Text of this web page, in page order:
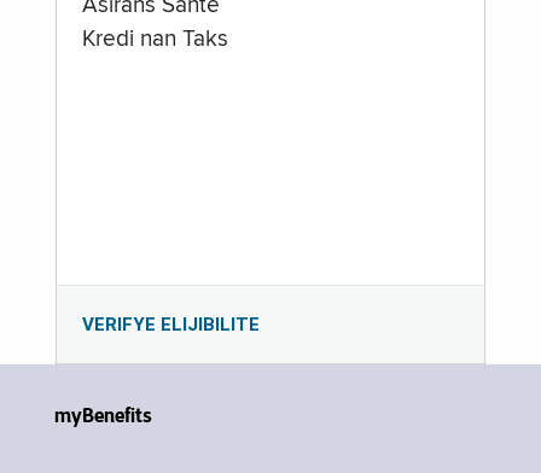
Asirans Sante
Kredi nan Taks
VERIFYE ELIJIBILITE
myBenefits